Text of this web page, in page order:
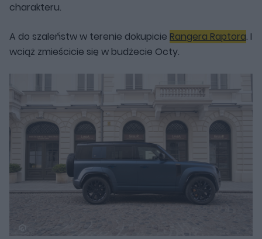
charakteru.
A do szaleństw w terenie dokupicie Rangera Raptora. I
wciąż zmieścicie się w budżecie Octy.